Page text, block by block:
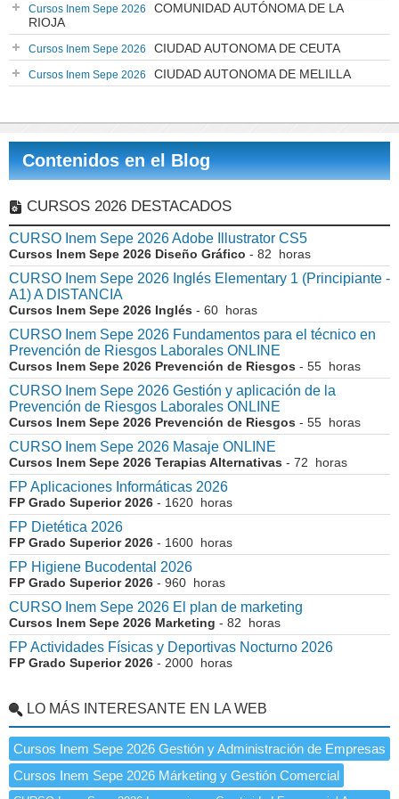
Cursos Inem Sepe 2026
COMUNIDAD AUTÓNOMA DE LA
RIOJA
Cursos Inem Sepe 2026 CIUDAD AUTONOMA DE CEUTA
Cursos Inem Sepe 2026 CIUDAD AUTONOMA DE MELILLA
Contenidos en el Blog
CURSOS 2026 DESTACADOS
CURSO Inem Sepe 2026 Adobe Illustrator CS5
Cursos Inem Sepe 2026 Diseño Gráfico - 82 horas
CURSO Inem Sepe 2026 Inglés Elementary 1 (Principiante -
A1) A DISTANCIA
Cursos Inem Sepe 2026 Inglés - 60 horas
CURSO Inem Sepe 2026 Fundamentos para el técnico en
Prevención de Riesgos Laborales ONLINE
Cursos Inem Sepe 2026 Prevención de Riesgos - 55 horas
CURSO Inem Sepe 2026 Gestión y aplicación de la
Prevención de Riesgos Laborales ONLINE
Cursos Inem Sepe 2026 Prevención de Riesgos - 55 horas
CURSO Inem Sepe 2026 Masaje ONLINE
Cursos Inem Sepe 2026 Terapias Alternativas - 72 horas
FP Aplicaciones Informáticas 2026
FP Grado Superior 2026 - 1620 horas
FP Dietética 2026
FP Grado Superior 2026 - 1600 horas
FP Higiene Bucodental 2026
FP Grado Superior 2026 - 960 horas
CURSO Inem Sepe 2026 El plan de marketing
Cursos Inem Sepe 2026 Marketing - 82 horas
FP Actividades Físicas y Deportivas Nocturno 2026
FP Grado Superior 2026 - 2000 horas
LO MÁS INTERESANTE EN LA WEB
Cursos Inem Sepe 2026 Gestión y Administración de Empresas
Cursos Inem Sepe 2026 Márketing y Gestión Comercial